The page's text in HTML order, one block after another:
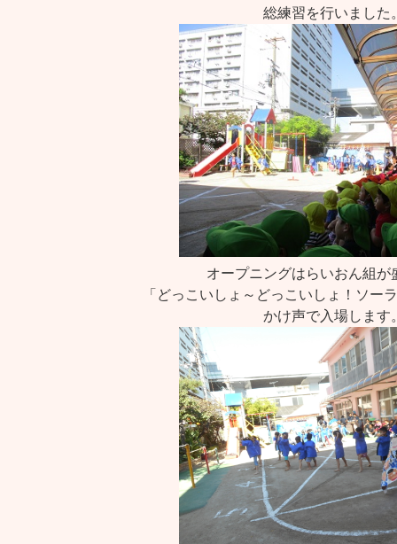
総練習を行いました
オープニングはらいおん組が
「どっこいしょ～どっこいしょ！ソー
かけ声で入場します